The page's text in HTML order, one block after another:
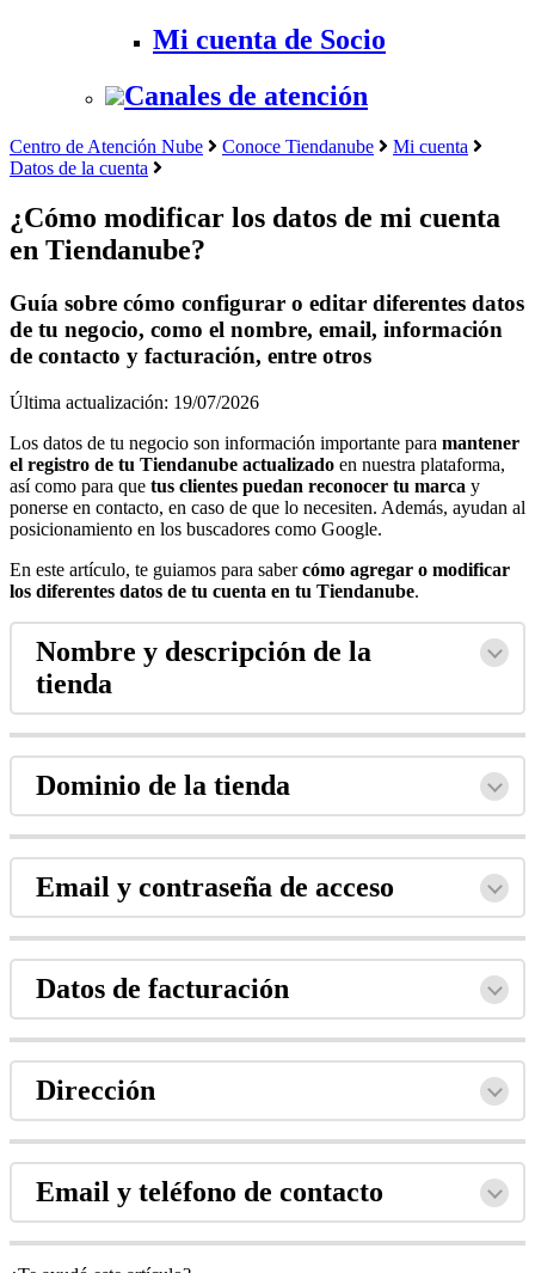
Mi cuenta de Socio
Canales de atención
Centro de Atención Nube Conoce Tiendanube
Mi cuenta
Datos de la cuenta
¿Cómo modificar los datos de mi cuenta
en Tiendanube?
Guía sobre cómo configurar o editar diferentes datos
de tu negocio, como el nombre, email, información
de contacto y facturación, entre otros
Última actualización: 19/07/2026
Los datos de tu negocio son información importante para mantener
el registro de tu Tiendanube actualizado en nuestra plataforma,
así como para que tus clientes puedan reconocer tu marca y
ponerse en contacto, en caso de que lo necesiten. Además, ayudan al
posicionamiento en los buscadores como Google.
En este artículo, te guiamos para sabercómo agregar o modificar
los diferentes datos de tu cuenta en tu Tiendanube.
Nombre y descripción de la
tienda
Dominio de la tienda
Email y contraseña de acceso
Datos de facturación
Dirección
Email y teléfono de contacto